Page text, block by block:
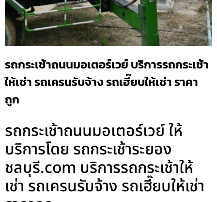
รถกระเช้าถนนมอเตอร์เวย์ บริการรถกระเช้า
ให้เช่า รถเครนรับจ้าง รถเฮี๊ยบให้เช่า ราคา
ถูก
รถกระเช้าถนนมอเตอร์เวย์ ให้
บริการโดย รถกระเช้าระยอง
ชลบุรี.com บริการรถกระเช้าให้
เช่า รถเครนรับจ้าง รถเฮี๊ยบให้เช่า